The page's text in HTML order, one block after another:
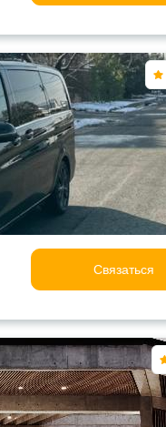
Связаться